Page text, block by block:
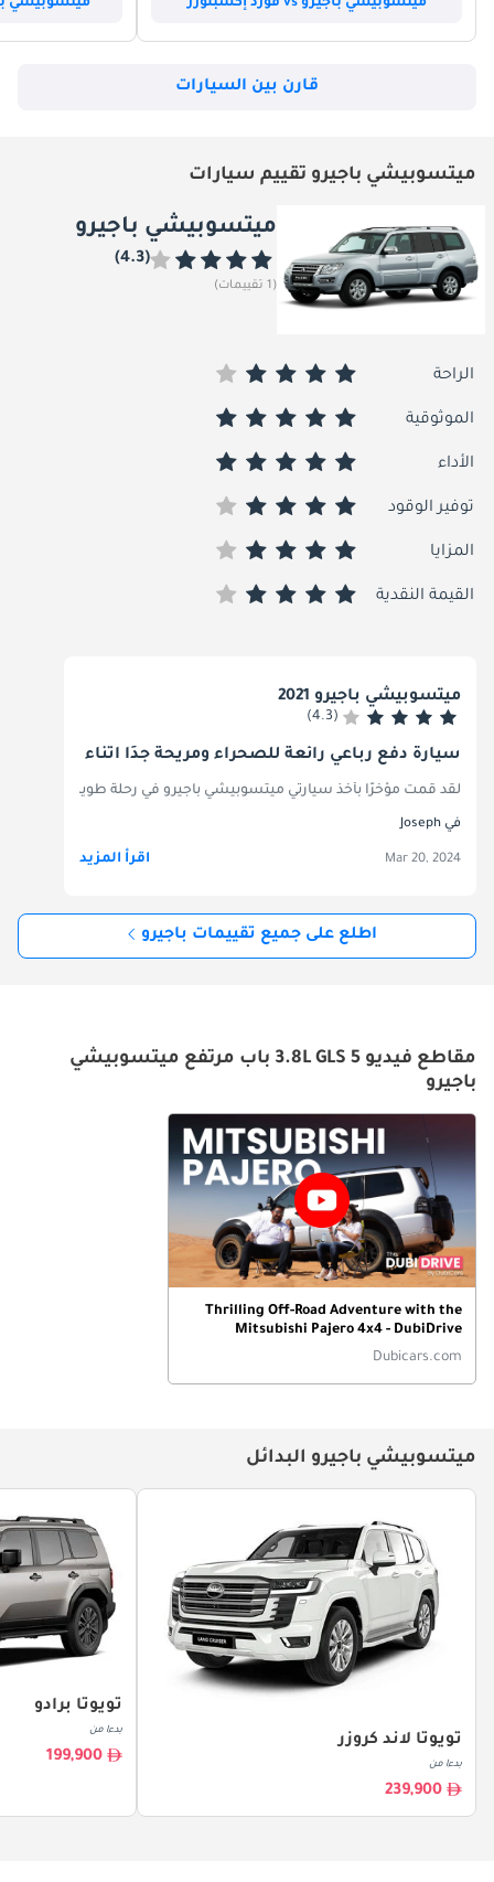
قارن بين السيارات
ميتسوبيشي باجيرو تقييم سيارات
ميتسوبيشي باجيرو
(4.3)
(1 تقييمات)
الراحة
الموثوقية
الأداء
توفير الوقود
المزايا
القيمة النقدية
ميتسوبيشي باجيرو 2021
(4.3)
سيارة دفع رباعي رائعة للصحراء ومريحة جدًا أثناء الرحلات
لقد قمت مؤخرًا بأخذ سيارتي ميتسوبيشي باجيرو في رحلة طويلة ومغامرة
في Joseph
Mar 20, 2024 اقرأ المزيد
اطلع على جميع تقييمات باجيرو
مقاطع فيديو 3.8L GLS 5 باب مرتفع ميتسوبيشي
باجيرو
Thrilling Off-Road Adventure with the
Mitsubishi Pajero 4x4 - DubiDrive
Dubicars.com
ميتسوبيشي باجيرو البدائل
تويوتا لاند كروزر
بدءا من
239,900
تويوتا برادو
بدءا من
199,900